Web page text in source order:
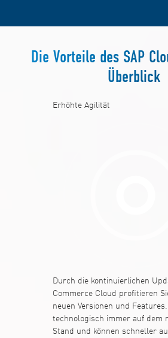
Die Vorteile des SAP
Überblick
Erhöhte Agilität
Durch die kontinuierlichen
Commerce Cloud profitieren
neuen Versionen und
technologisch immer auf dem
Stand und können schneller